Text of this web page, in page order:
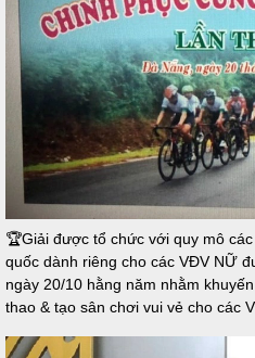
🏆Giải được tổ chức với quy mô
quốc dành riêng cho các VĐV NỮ
ngày 20/10 hằng năm nhằm
thao & tạo sân chơi vui vẻ cho các